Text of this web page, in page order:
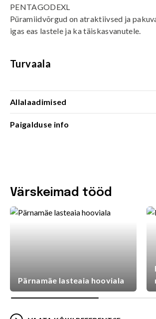
PENTAGODEXL
Püramiidvõrgud on atraktiivsed ja
igas eas lastele ja ka täiskasvanutele.
Turvaala
Allalaadimised
Paigalduse info
Värskeimad tööd
Pärnamäe lasteaia hooviala